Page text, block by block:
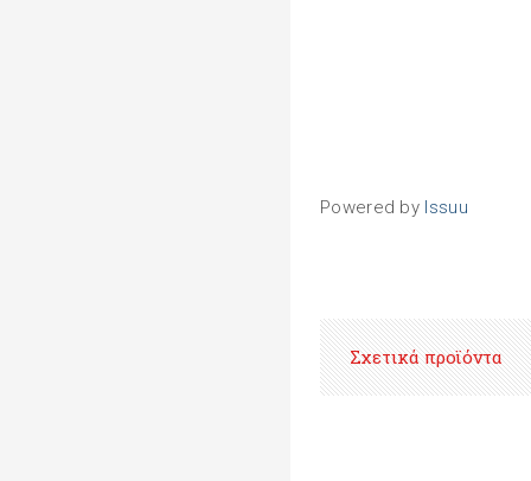
Powered by Issuu
Σχετικά προϊόντα